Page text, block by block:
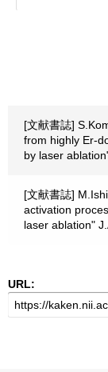
[文献書誌]
from highly Er-
by laser
[文献書誌]
activation
laser ablation"
URL: